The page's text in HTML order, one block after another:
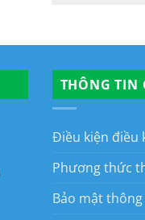
THÔNG TIN
Điều kiện điều
Phương thức
Bảo mật